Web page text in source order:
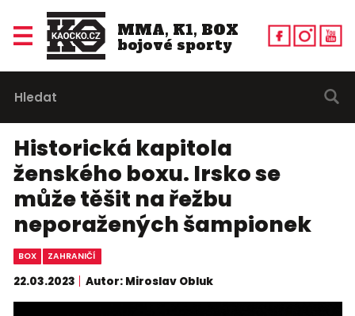
MMA, K1, BOX
bojové sporty
Historická kapitola
ženského boxu. Irsko se
může těšit na řežbu
neporažených šampionek
BOX ZAHRANIČÍ
22.03.2023 Autor: Miroslav Obluk